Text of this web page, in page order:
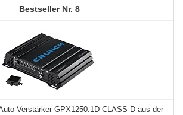
8
Verstärker GPX1250.1D CLASS D aus der